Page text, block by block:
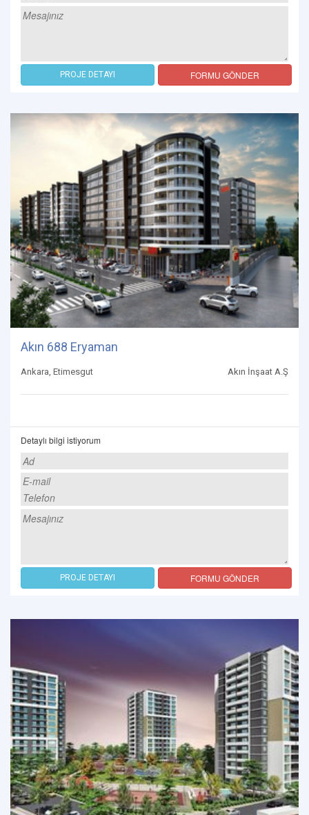
PROJE DETAYI FORMU GÖNDER
Akın 688 Eryaman
Ankara, Etimesgut Akın İnşaat A.Ş
Detaylı bilgi istiyorum
PROJE DETAYI FORMU GÖNDER